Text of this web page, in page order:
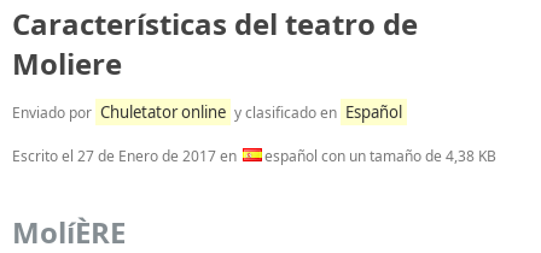
Características del teatro de
Moliere
Enviado por Chuletator online y clasificado en Español
Escrito el 27 de Enero de 2017en español con un tamaño de 4,38 KB
MolíÈRE